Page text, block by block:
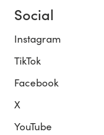
Social
Instagram
TikTok
Facebook
X
YouTube